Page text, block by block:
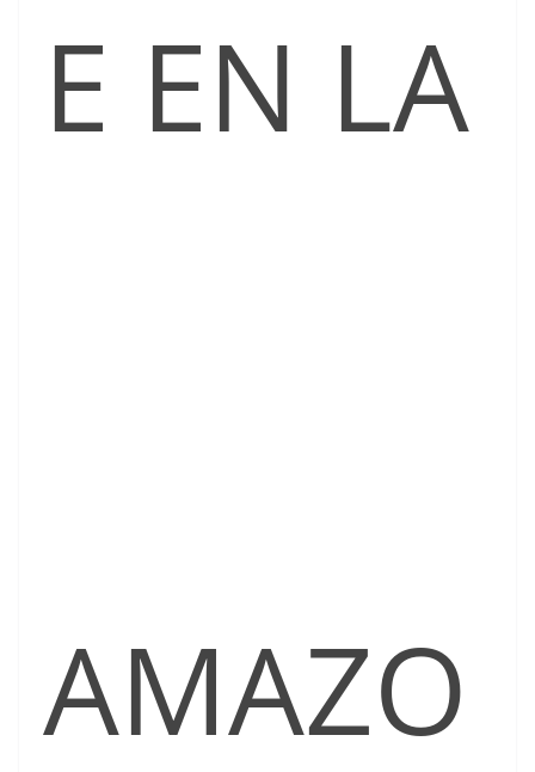
E EN LA
AMAZO